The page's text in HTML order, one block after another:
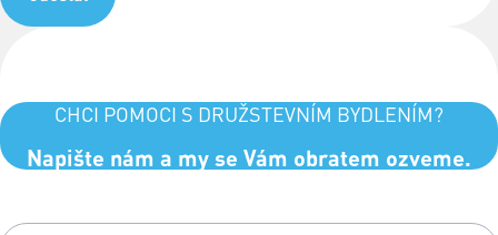
CHCI POMOCI S DRUŽSTEVNÍM BYDLENÍM?
Napište nám a my se Vám obratem ozveme.